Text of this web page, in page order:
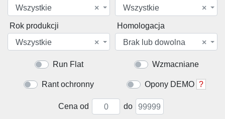
×
Wszystkie
×
Wszystkie
Rok produkcji
×
Wszystkie
Homologacja
×
Brak lub dowolna
Run Flat Wzmacniane
Rant ochronny Opony DEMO ?
Cena od do